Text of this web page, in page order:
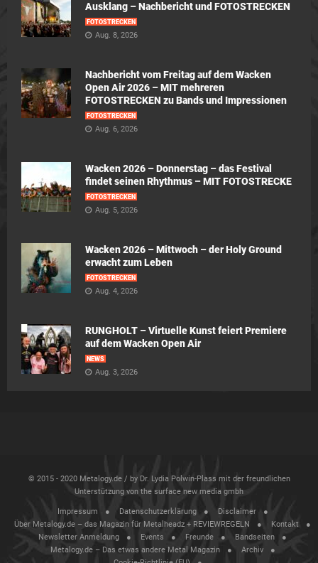
Ausklang – Nachbericht und FOTOSTRECKEN
FOTOSTRECKEN
Aug. 8, 2026
Nachbericht vom Freitag auf dem Wacken
Open Air 2026 – MIT mehreren
FOTOSTRECKEN zu Bands und Impressionen
FOTOSTRECKEN
Aug. 6, 2026
Wacken 2026 – Donnerstag – das Festival
findet seinen Rhythmus – MIT FOTOSTRECKE
FOTOSTRECKEN
Aug. 5, 2026
Wacken 2026 – Mittwoch – der Holy Ground
erwacht zum Leben
FOTOSTRECKEN
Aug. 4, 2026
RUNGHOLT – Virtuelle Kunst feiert Premiere
auf dem Wacken Open Air
NEWS
Aug. 3, 2026
© 2015 - 2020 Metalogy.de / by Dr. Lydia Polwin-Plass mit der freundlichen
Unterstützung von the surface new media gmbh
Impressum Datenschutzerklärung
Disclaimer
Über Metalogy.de – das Magazin für Metalheadz + REVIEWREGELN
Kontakt
Newsletter Anmeldung
Events Freunde
Bandseiten
Metalogy.de – Das etwas andere Metal Magazin
Archiv